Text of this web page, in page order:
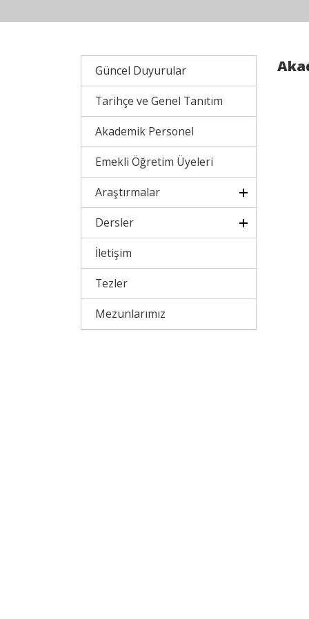
Güncel Duyurular
Tarihçe ve Genel Tanıtım
Akademik Personel
Emekli Öğretim Üyeleri
Araştırmalar
Dersler
İletişim
Tezler
Mezunlarımız